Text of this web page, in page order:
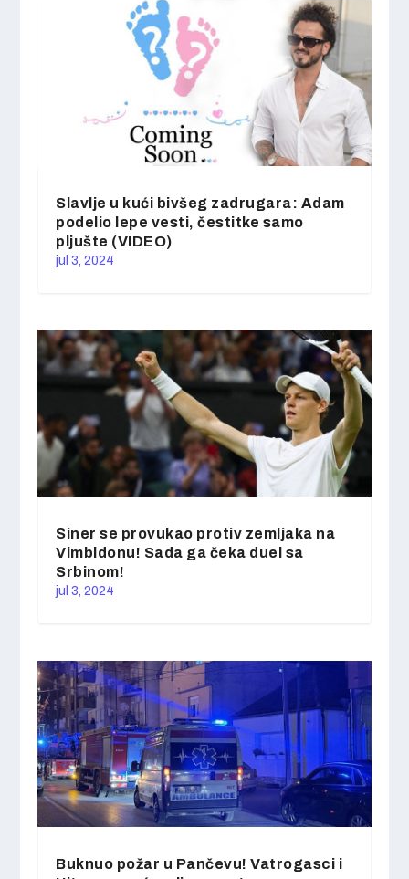
Slavlje u kući bivšeg zadrugara: Adam
podelio lepe vesti, čestitke samo
pljušte (VIDEO)
jul 3, 2024
Siner se provukao protiv zemljaka na
Vimbldonu! Sada ga čeka duel sa
Srbinom!
jul 3, 2024
Buknuo požar u Pančevu! Vatrogasci i